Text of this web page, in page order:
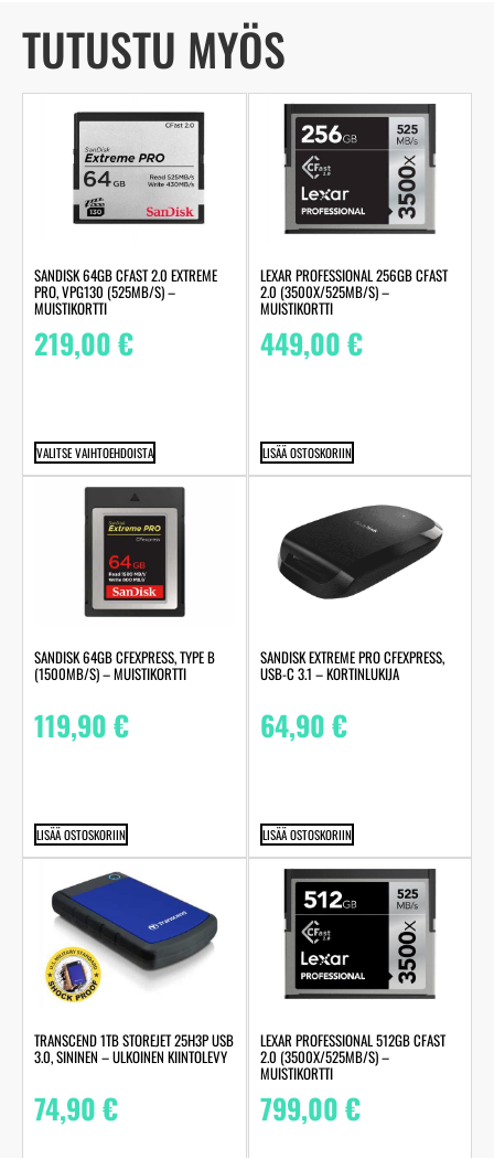
TUTUSTU MYÖS
SANDISK 64GB CFAST 2.0 EXTREME
PRO, VPG130 (525MB/S) –
MUISTIKORTTI
219,00€
VALITSE VAIHTOEHDOISTA
LEXAR PROFESSIONAL 256GB CFAST
2.0 (3500X/525MB/S) –
MUISTIKORTTI
449,00€
LISÄÄ OSTOSKORIIN
SANDISK 64GB CFEXPRESS, TYPE B
(1500MB/S) – MUISTIKORTTI
119,90€
LISÄÄ OSTOSKORIIN
SANDISK EXTREME PRO CFEXPRESS,
USB-C 3.1 – KORTINLUKIJA
64,90€
LISÄÄ OSTOSKORIIN
TRANSCEND 1TB STOREJET 25H3P USB
3.0, SININEN – ULKOINEN KIINTOLEVY
74,90€
LEXAR PROFESSIONAL 512GB CFAST
2.0 (3500X/525MB/S) –
MUISTIKORTTI
799,00€